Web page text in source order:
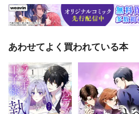
あわせてよく買われている本